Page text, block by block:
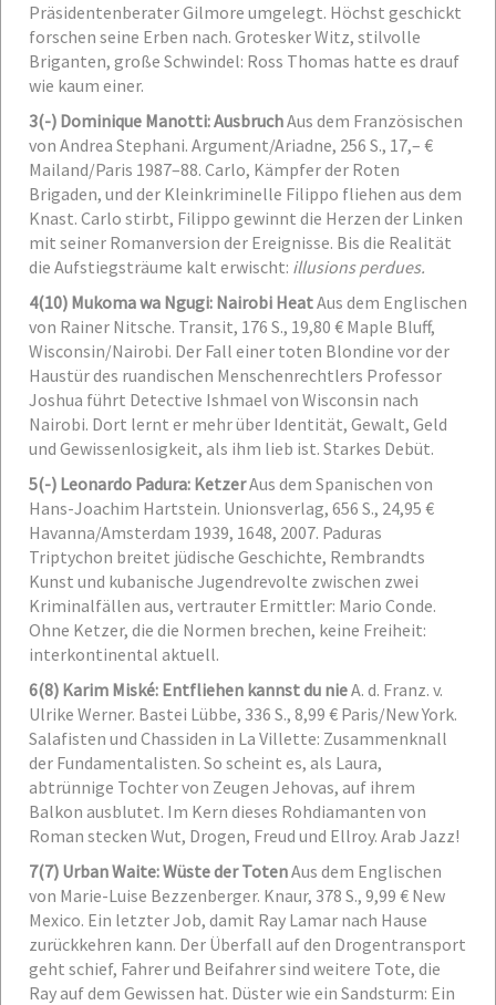
Präsidentenberater Gilmore umgelegt. Höchst geschickt
forschen seine Erben nach. Grotesker Witz, stilvolle
Briganten, große Schwindel: Ross Thomas hatte es drauf
wie kaum einer.
3(-) Dominique Manotti: AusbruchAus dem Französischen
von Andrea Stephani. Argument/Ariadne, 256 S., 17,– €
Mailand/Paris 1987–88. Carlo, Kämpfer der Roten
Brigaden, und der Kleinkriminelle Filippo fliehen aus dem
Knast. Carlo stirbt, Filippo gewinnt die Herzen der Linken
mit seiner Romanversion der Ereignisse. Bis die Realität
die Aufstiegsträume kalt erwischt: illusions perdues.
4(10) Mukoma wa Ngugi: Nairobi HeatAus dem Englischen
von Rainer Nitsche. Transit, 176 S., 19,80 € Maple Bluff,
Wisconsin/Nairobi. Der Fall einer toten Blondine vor der
Haustür des ruandischen Menschenrechtlers Professor
Joshua führt Detective Ishmael von Wisconsin nach
Nairobi. Dort lernt er mehr über Identität, Gewalt, Geld
und Gewissenlosigkeit, als ihm lieb ist. Starkes Debüt.
5(-) Leonardo Padura: KetzerAus dem Spanischen von
Hans-Joachim Hartstein. Unionsverlag, 656 S., 24,95 €
Havanna/Amsterdam 1939, 1648, 2007. Paduras
Triptychon breitet jüdische Geschichte, Rembrandts
Kunst und kubanische Jugendrevolte zwischen zwei
Kriminalfällen aus, vertrauter Ermittler: Mario Conde.
Ohne Ketzer, die die Normen brechen, keine Freiheit:
interkontinental aktuell.
6(8) Karim Miské: Entfliehen kannst du nieA. d. Franz. v.
Ulrike Werner. Bastei Lübbe, 336 S., 8,99 € Paris/New York.
Salafisten und Chassiden in La Villette: Zusammenknall
der Fundamentalisten. So scheint es, als Laura,
abtrünnige Tochter von Zeugen Jehovas, auf ihrem
Balkon ausblutet. Im Kern dieses Rohdiamanten von
Roman stecken Wut, Drogen, Freud und Ellroy. Arab Jazz!
7(7) Urban Waite: Wüste der TotenAus dem Englischen
von Marie-Luise Bezzenberger. Knaur, 378 S., 9,99 € New
Mexico. Ein letzter Job, damit Ray Lamar nach Hause
zurückkehren kann. Der Überfall auf den Drogentransport
geht schief, Fahrer und Beifahrer sind weitere Tote, die
Ray auf dem Gewissen hat. Düster wie ein Sandsturm: Ein